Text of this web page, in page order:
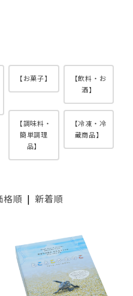
【お菓子】
【飲料・お
酒】
【調味料・
簡単調理
品】
【冷凍・冷
蔵商品】
格順 | 新着順